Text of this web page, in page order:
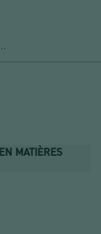
MATIÈRES